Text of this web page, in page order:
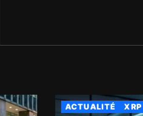
ACTUALITÉ XRP